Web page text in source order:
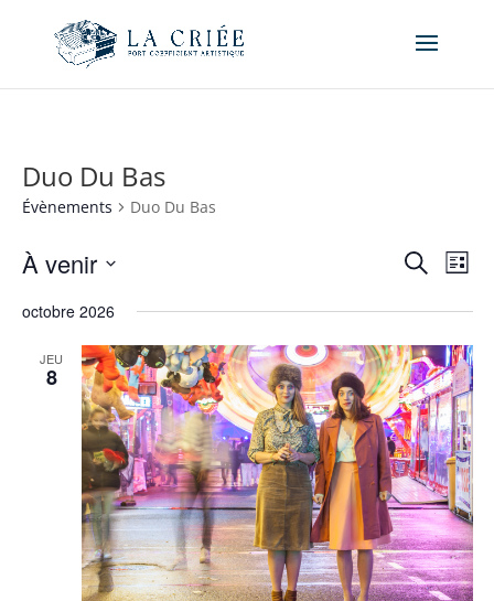
Duo Du Bas
Évènements Duo Du Bas
de
vues
Recherche
de
Liste
À venir
une
octobre 2026
JEU
8